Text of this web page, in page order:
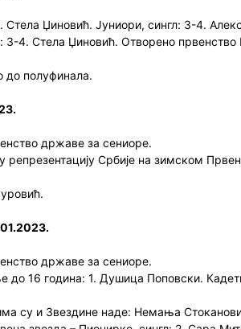
Стела Џиновић. Јуниори, сингл: 3-4.
4. Стела Џиновић. Отворено првенство
до полуфинала.
државе за сениоре.
Србије на зимском
државе за сениоре.
до 16 година: 1. Душица Поповски.
су и Звездине наде: Немања